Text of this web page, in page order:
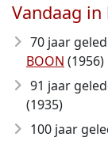
Vandaag
70 jaar
BOON (1956)
91 jaar
(1935)
100 jaar